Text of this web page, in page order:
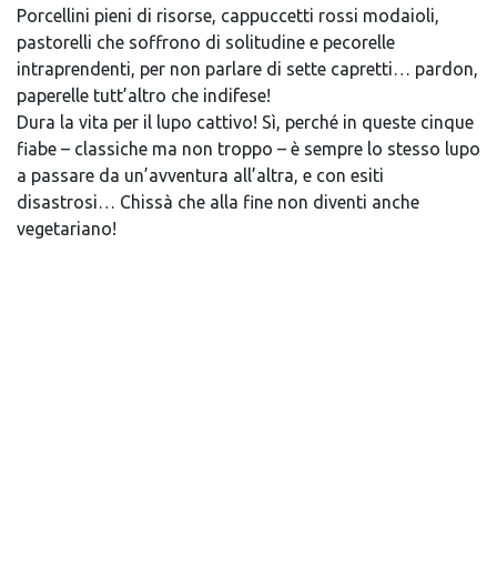
Porcellini pieni di risorse, cappuccetti rossi modaioli,
pastorelli che soffrono di solitudine e pecorelle
intraprendenti, per non parlare di sette capretti… pardon,
paperelle tutt’altro che indifese!
Dura la vita per il lupo cattivo! Sì, perché in queste cinque
fiabe – classiche ma non troppo – è sempre lo stesso lupo
a passare da un’avventura all’altra, e con esiti
disastrosi… Chissà che alla fine non diventi anche
vegetariano!